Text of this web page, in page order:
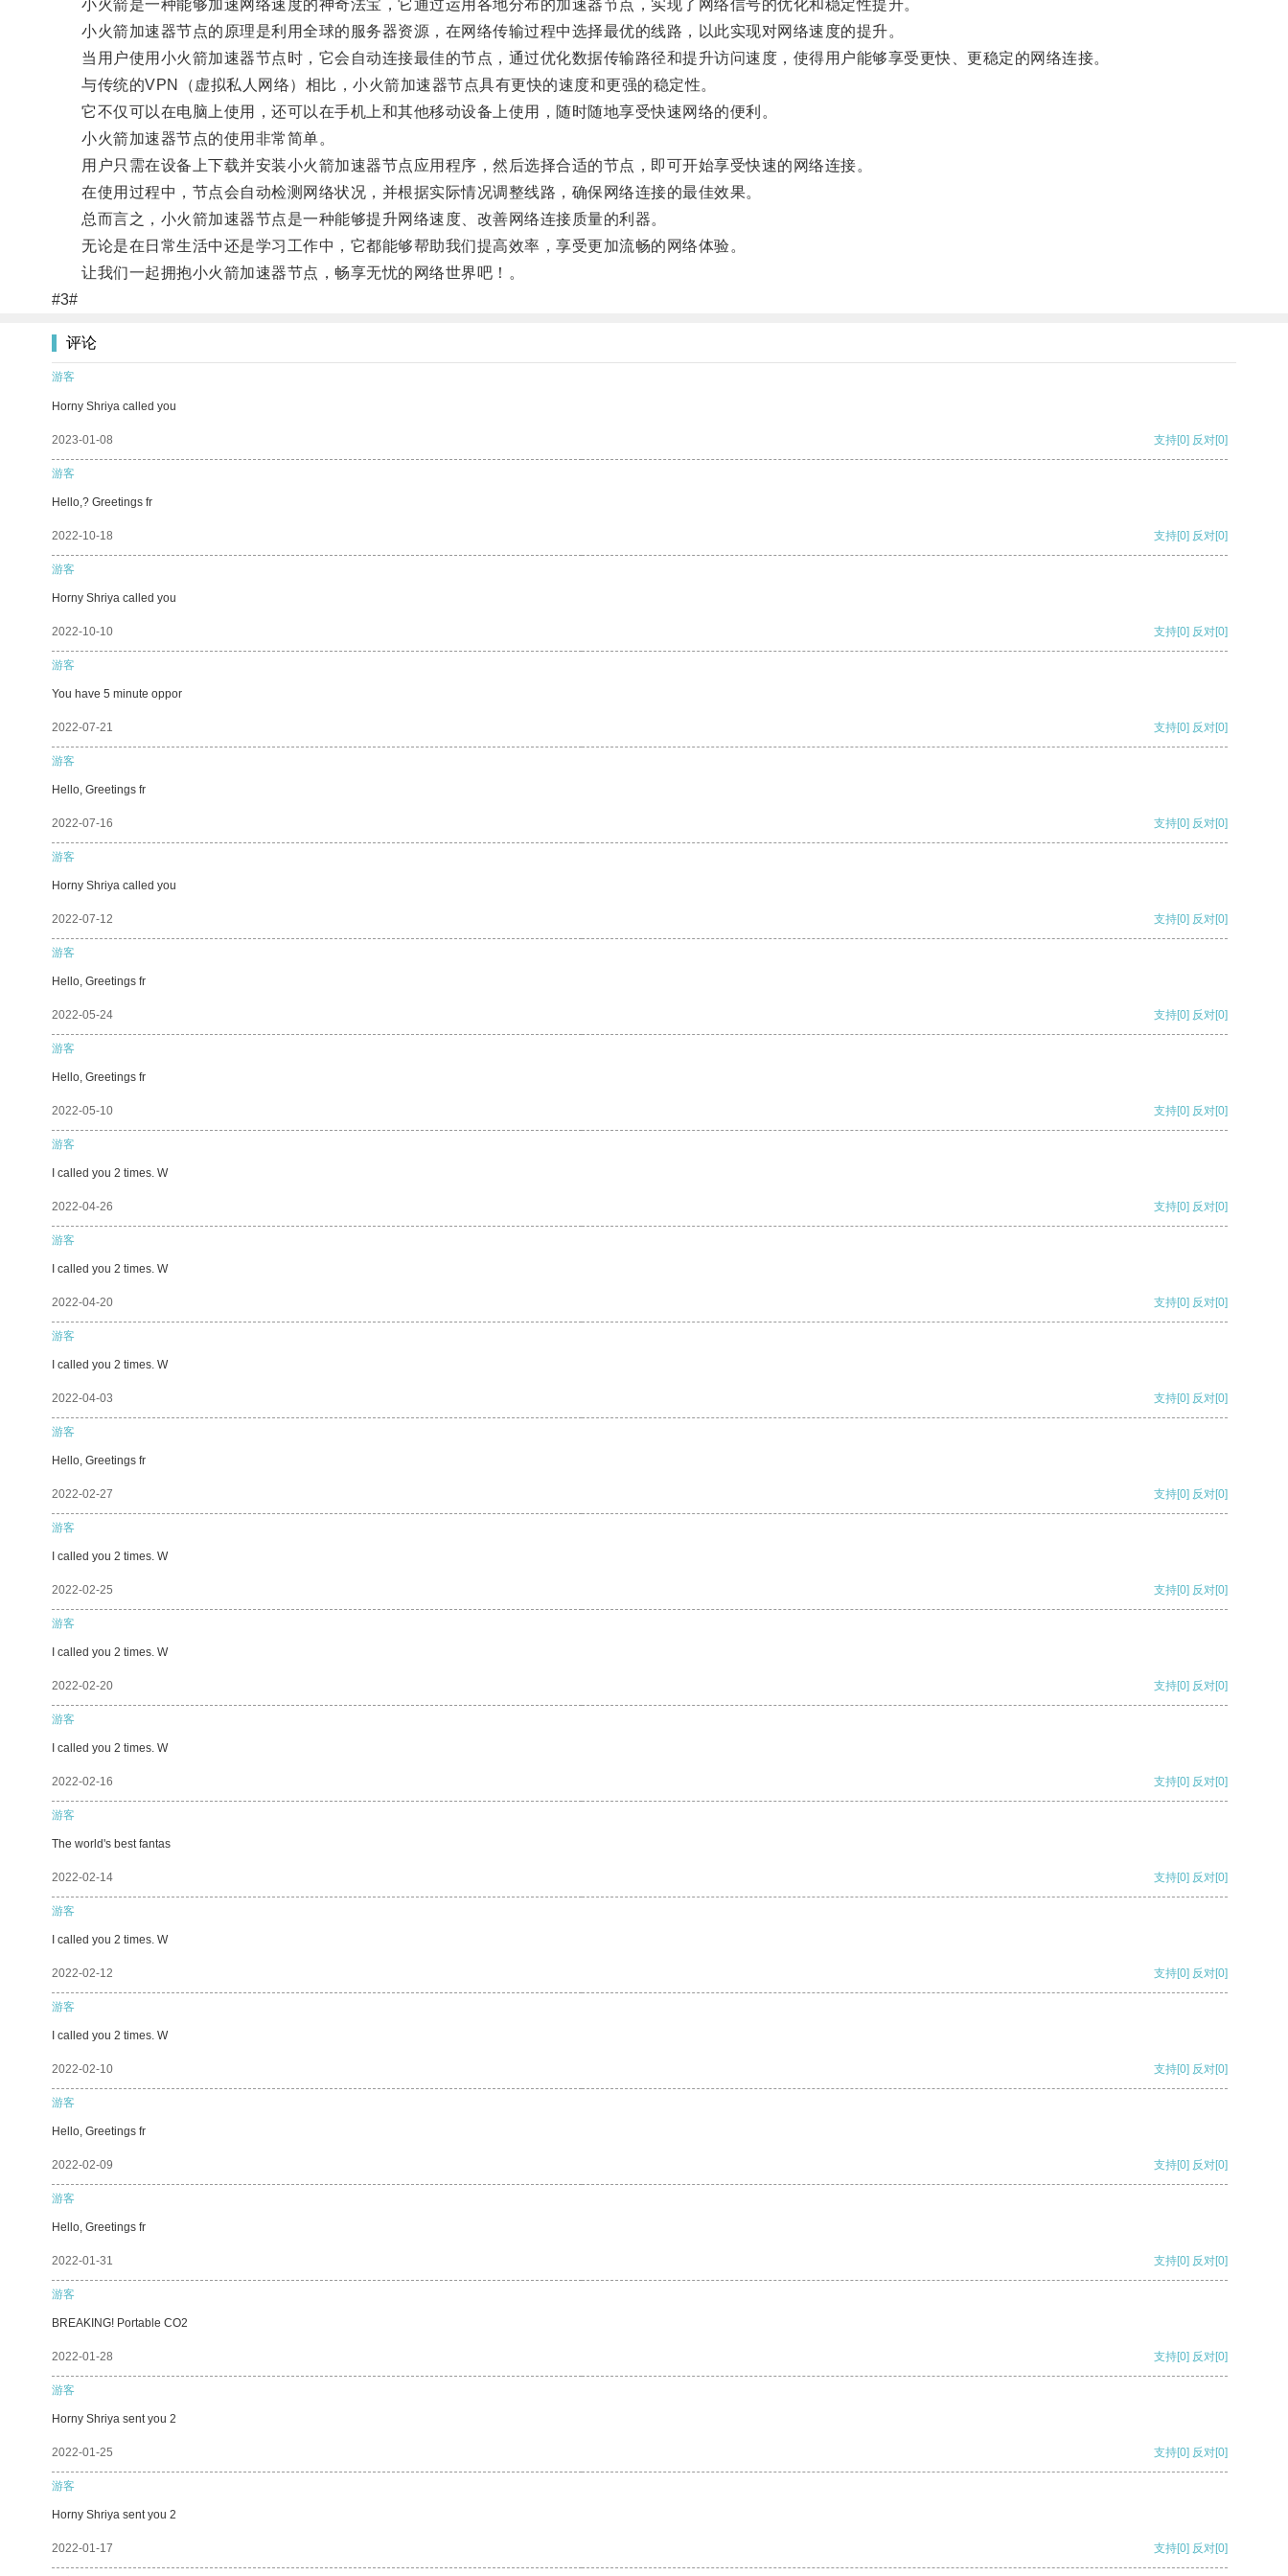
小火箭是一种能够加速网络速度的神奇法宝，它通过运用各地分布的加速器节点，实现了网络信号的优化和稳定性提升。
小火箭加速器节点的原理是利用全球的服务器资源，在网络传输过程中选择最优的线路，以此实现对网络速度的提升。
当用户使用小火箭加速器节点时，它会自动连接最佳的节点，通过优化数据传输路径和提升访问速度，使得用户能够享受更快、更稳定的网络连接。
与传统的VPN（虚拟私人网络）相比，小火箭加速器节点具有更快的速度和更强的稳定性。
它不仅可以在电脑上使用，还可以在手机上和其他移动设备上使用，随时随地享受快速网络的便利。
小火箭加速器节点的使用非常简单。
用户只需在设备上下载并安装小火箭加速器节点应用程序，然后选择合适的节点，即可开始享受快速的网络连接。
在使用过程中，节点会自动检测网络状况，并根据实际情况调整线路，确保网络连接的最佳效果。
总而言之，小火箭加速器节点是一种能够提升网络速度、改善网络连接质量的利器。
无论是在日常生活中还是学习工作中，它都能够帮助我们提高效率，享受更加流畅的网络体验。
让我们一起拥抱小火箭加速器节点，畅享无忧的网络世界吧！。
#3#
评论
游客
Horny Shriya called you
2023-01-08 支持[0] 反对[0]
游客
Hello,? Greetings fr
2022-10-18 支持[0] 反对[0]
游客
Horny Shriya called you
2022-10-10 支持[0] 反对[0]
游客
You have 5 minute oppor
2022-07-21 支持[0] 反对[0]
游客
Hello, Greetings fr
2022-07-16 支持[0] 反对[0]
游客
Horny Shriya called you
2022-07-12 支持[0] 反对[0]
游客
Hello, Greetings fr
2022-05-24 支持[0] 反对[0]
游客
Hello, Greetings fr
2022-05-10 支持[0] 反对[0]
游客
I called you 2 times. W
2022-04-26 支持[0] 反对[0]
游客
I called you 2 times. W
2022-04-20 支持[0] 反对[0]
游客
I called you 2 times. W
2022-04-03 支持[0] 反对[0]
游客
Hello, Greetings fr
2022-02-27 支持[0] 反对[0]
游客
I called you 2 times. W
2022-02-25 支持[0] 反对[0]
游客
I called you 2 times. W
2022-02-20 支持[0] 反对[0]
游客
I called you 2 times. W
2022-02-16 支持[0] 反对[0]
游客
The world's best fantas
2022-02-14 支持[0] 反对[0]
游客
I called you 2 times. W
2022-02-12 支持[0] 反对[0]
游客
I called you 2 times. W
2022-02-10 支持[0] 反对[0]
游客
Hello, Greetings fr
2022-02-09 支持[0] 反对[0]
游客
Hello, Greetings fr
2022-01-31 支持[0] 反对[0]
游客
BREAKING! Portable CO2
2022-01-28 支持[0] 反对[0]
游客
Horny Shriya sent you 2
2022-01-25 支持[0] 反对[0]
游客
Horny Shriya sent you 2
2022-01-17 支持[0] 反对[0]